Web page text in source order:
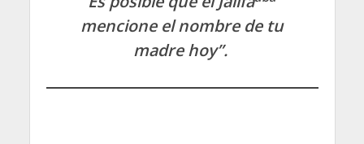
mencione el nombre de tu
madre hoy”.